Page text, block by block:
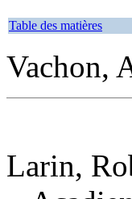
Table des matières
Vachon,
Larin,